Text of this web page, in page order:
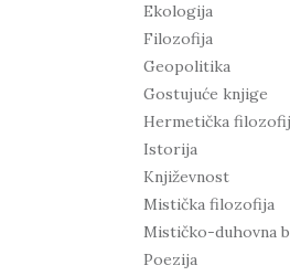
Ekologija
Filozofija
Geopolitika
Gostujuće knjige
Hermetička
Istorija
Književnost
Mistička filozofija
Mističko-duhovna
Poezija